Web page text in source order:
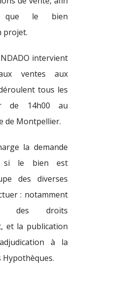
que le bien
projet.
intervient
ventes aux
tous les
de 14h00 au
de Montpellier.
la demande
si le bien est
des diverses
: notamment
des droits
et la publication
à la